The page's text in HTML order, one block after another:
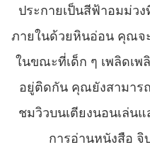
ประกายเป็นสีฟ้าอมม่ว
ภายในด้วยหินอ่อน คุณจ
ในขณะที่เด็ก ๆ เพลิดเพ
อยู่ติดกัน คุณยังสามาร
ชมวิวบนเตียงนอนเล่น
การอ่านหนังสือ จิ